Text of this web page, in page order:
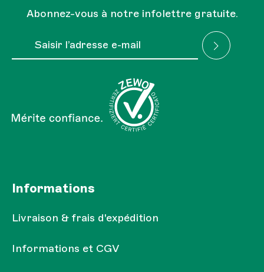
Abonnez-vous à notre infolettre gratuite.
Adresse e-mail*
Les champs marqués d'un astérisque (*) sont obligatoires.
Informations
Livraison & frais d'expédition
Informations et CGV